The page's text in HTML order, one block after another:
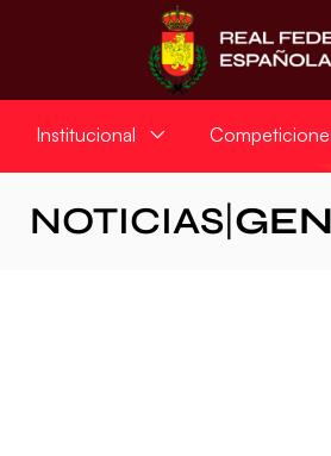
Institucional
NOTICIAS